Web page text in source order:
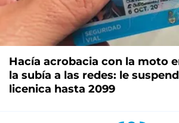
Hacía acrobacia con la moto
la subía a las redes: le
licenica hasta 2099